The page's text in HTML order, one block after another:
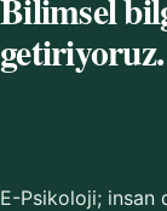
Bilimsel
getiriyoruz.
E-Psikoloji; insan